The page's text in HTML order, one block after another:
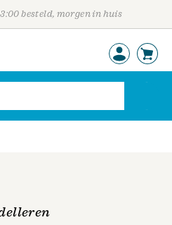
besteld, morgen in huis